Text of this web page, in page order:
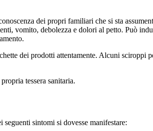
dei propri familiari che si sta
vomito, debolezza e dolori al petto. Può
dei prodotti attentamente. Alcuni
tessera sanitaria.
sintomi si dovesse manifestare: